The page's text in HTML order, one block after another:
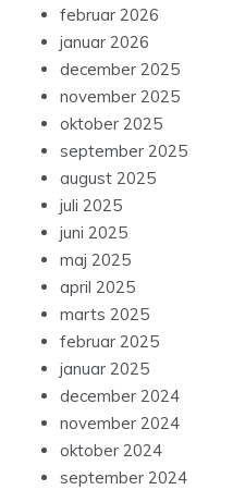
februar 2026
januar 2026
december 2025
november 2025
oktober 2025
september 2025
august 2025
juli 2025
juni 2025
maj 2025
april 2025
marts 2025
februar 2025
januar 2025
december 2024
november 2024
oktober 2024
september 2024